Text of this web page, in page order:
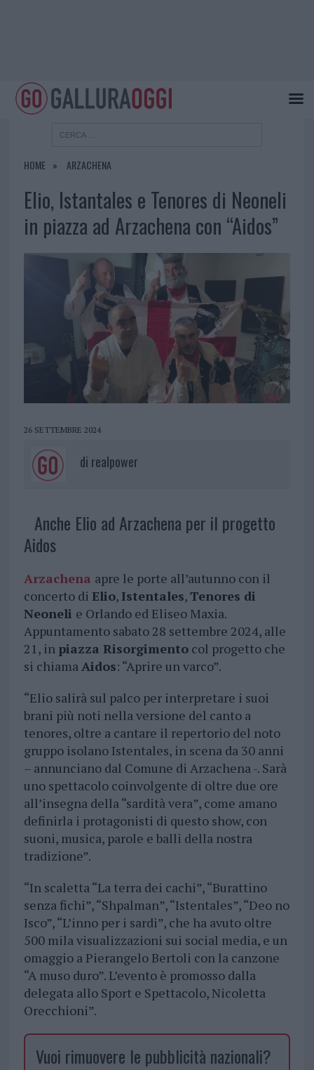
HOME ARZACHENA
Elio, Istantales e Tenores di Neoneli
in piazza ad Arzachena con “Aidos”
26 SETTEMBRE 2024
di realpower
Anche Elio ad Arzachena per il progetto
Aidos
Arzachena apre le porte all’autunno con il
concerto di Elio, Istentales,Tenores di
Neoneli e Orlando ed Eliseo Maxia.
Appuntamento sabato 28 settembre 2024, alle
21, in piazza Risorgimentocol progetto che
si chiamaAidos: “Aprire un varco”.
“Elio salirà sul palco per interpretare i suoi
brani più noti nella versione del canto a
tenores, oltre a cantare il repertorio del noto
gruppo isolano Istentales, in scena da 30 anni
– annunciano dal Comune di Arzachena -. Sarà
uno spettacolo coinvolgente di oltre due ore
all’insegna della “sardità vera”, come amano
definirla i protagonisti di questo show, con
suoni, musica, parole e balli della nostra
tradizione”.
“In scaletta “La terra dei cachi”, “Burattino
senza fichi”, “Shpalman”, “Istentales”, “Deo no
Isco”, “L’inno per i sardi”, che ha avuto oltre
500 mila visualizzazioni sui social media, e un
omaggio a Pierangelo Bertoli con la canzone
“A muso duro”. L’evento è promosso dalla
delegata allo Sport e Spettacolo, Nicoletta
Orecchioni”.
Vuoi rimuovere le pubblicità nazionali?